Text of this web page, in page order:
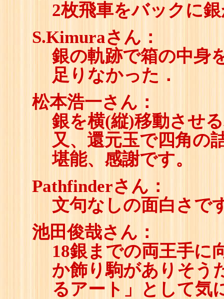
2枚飛車をバックに
S.Kimuraさん：
銀の軌跡で箱の中身
足りなかった．
松本浩一さん：
銀を横(縦)移動させ
又、還元玉で四角の
堪能、感謝です。
Pathfinderさん：
文句なしの面白さで
池田俊哉さん：
18銀までの両王手に
か飾り駒がありそう
るアート」として気